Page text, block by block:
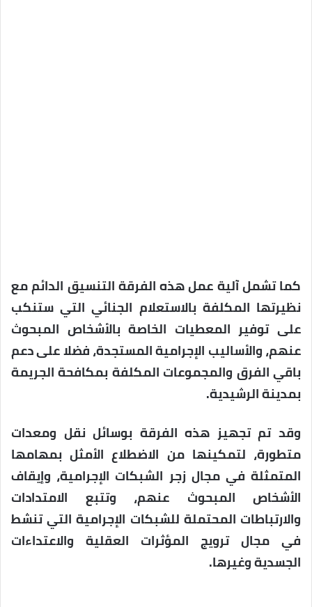
كما تشمل آلية عمل هذه الفرقة التنسيق الدائم مع
نظيرتها المكلفة بالاستعلام الجنائي التي ستنكب
على توفير المعطيات الخاصة بالأشخاص المبحوث
عنهم، والأساليب الإجرامية المستجدة، فضلا على دعم
باقي الفرق والمجموعات المكلفة بمكافحة الجريمة
بمدينة الرشيدية.
وقد تم تجهيز هذه الفرقة بوسائل نقل ومعدات
متطورة، لتمكينها من الاضطلاع الأمثل بمهامها
المتمثلة في مجال زجر الشبكات الإجرامية، وإيقاف
الأشخاص المبحوث عنهم، وتتبع الامتدادات
والارتباطات المحتملة للشبكات الإجرامية التي تنشط
في مجال ترويج المؤثرات العقلية والاعتداءات
الجسدية وغيرها.